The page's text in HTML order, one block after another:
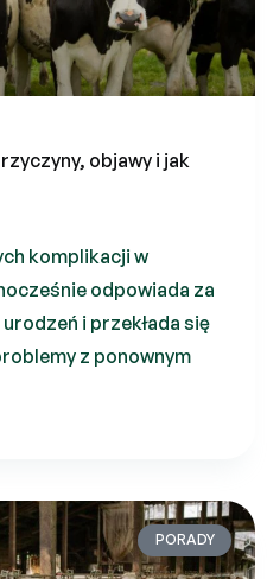
objawy i jak
komplikacji w
odpowiada za
i przekłada się
z ponownym
PORADY